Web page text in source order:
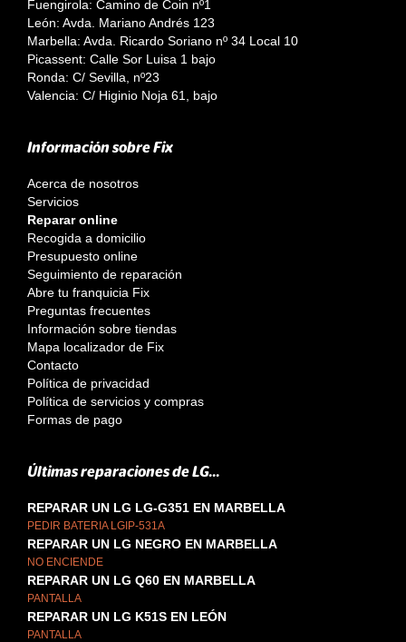
Fuengirola: Camino de Coin nº1
León: Avda. Mariano Andrés 123
Marbella: Avda. Ricardo Soriano nº 34 Local 10
Picassent: Calle Sor Luisa 1 bajo
Ronda: C/ Sevilla, nº23
Valencia: C/ Higinio Noja 61, bajo
Información sobre Fix
Acerca de nosotros
Servicios
Reparar online
Recogida a domicilio
Presupuesto online
Seguimiento de reparación
Abre tu franquicia Fix
Preguntas frecuentes
Información sobre tiendas
Mapa localizador de Fix
Contacto
Política de privacidad
Política de servicios y compras
Formas de pago
Últimas reparaciones de LG...
REPARAR UN LG LG-G351 EN MARBELLA
PEDIR BATERIA LGIP-531A
REPARAR UN LG NEGRO EN MARBELLA
NO ENCIENDE
REPARAR UN LG Q60 EN MARBELLA
PANTALLA
REPARAR UN LG K51S EN LEÓN
PANTALLA